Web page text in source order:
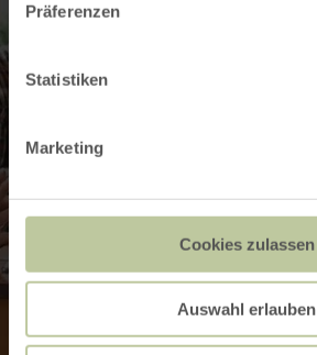
Präferenzen
Statistiken
Marketing
Cookies zulassen
Auswahl erlauben